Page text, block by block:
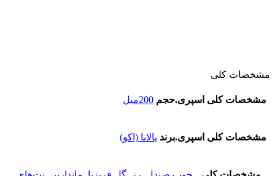
مشخصات کلی
مشخصات کلی اسپری.حجم 200میل
مشخصات کلی اسپری.برند یالانا (اکو)